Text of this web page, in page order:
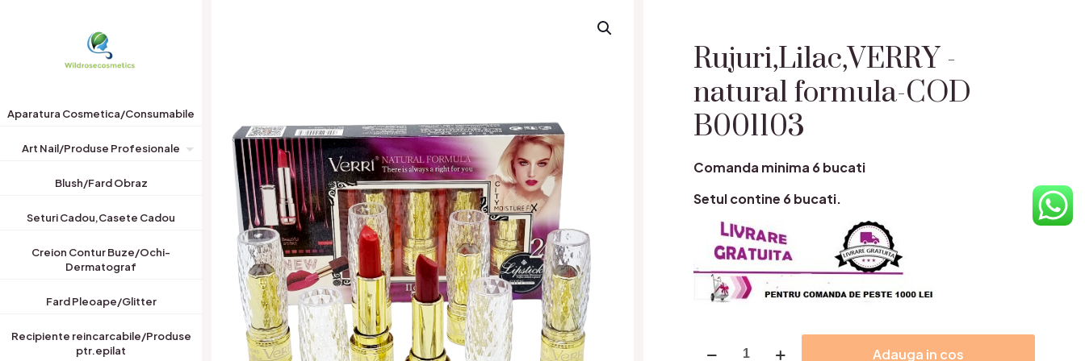
Aparatura Cosmetica/Consumabile
Art Nail/Produse Profesionale
Blush/Fard Obraz
Seturi Cadou,Casete Cadou
Creion Contur Buze/Ochi-
Dermatograf
Fard Pleoape/Glitter
Recipiente reincarcabile/Produse
ptr.epilat
Rujuri,Lilac,VERRY -
natural formula-COD
B001103
Comanda minima 6 bucati
Setul contine 6 bucati.
Adauga in cos